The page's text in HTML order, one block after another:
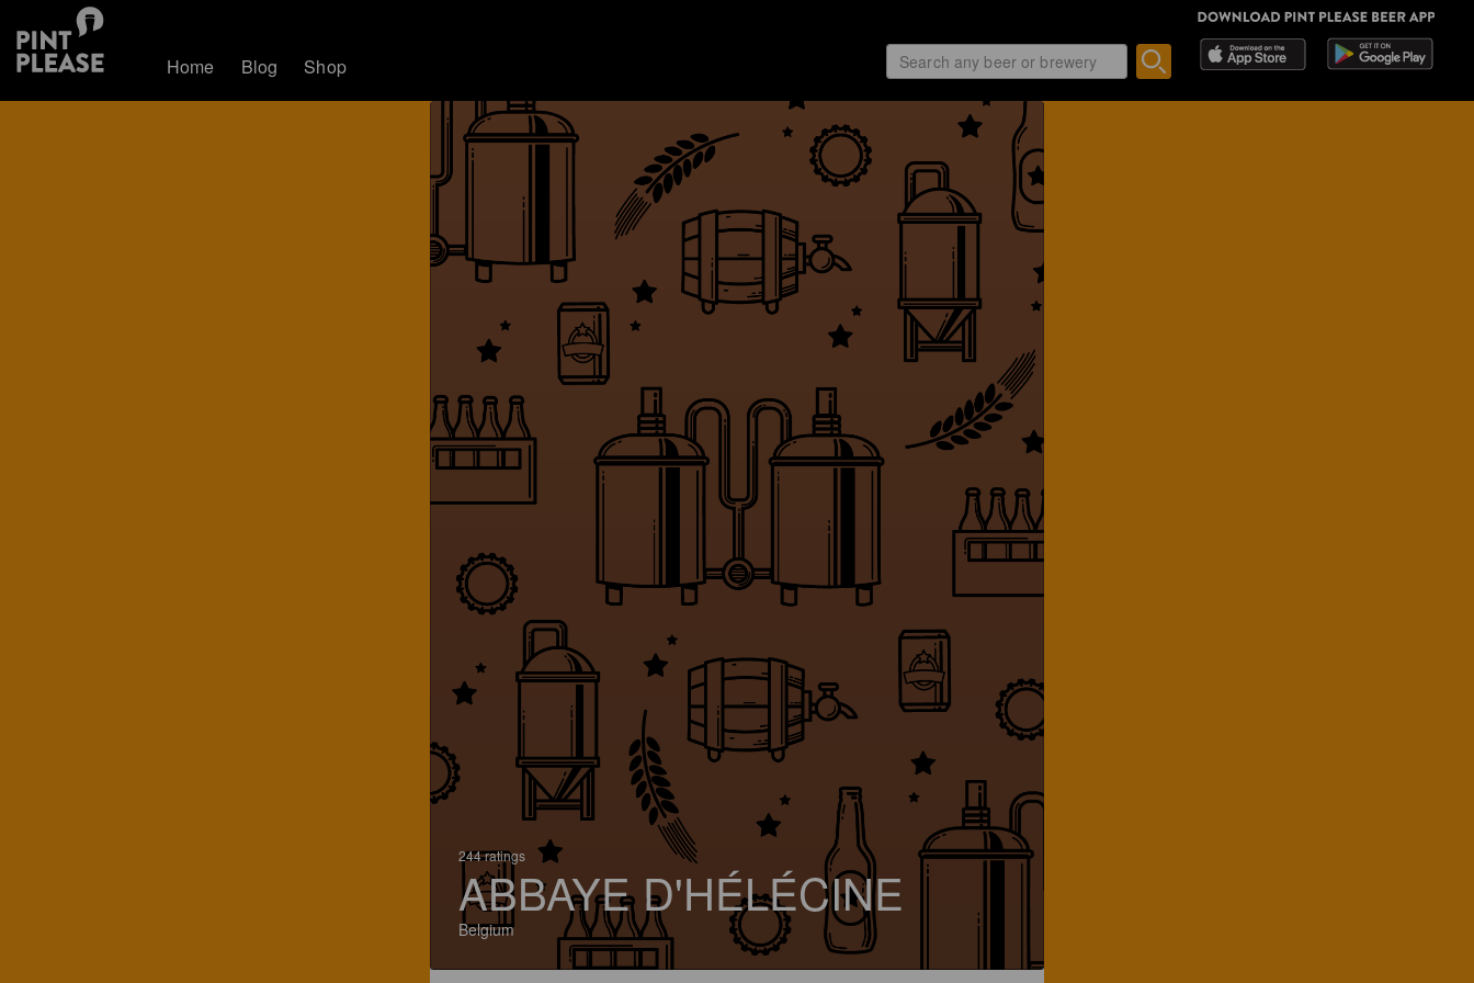
Home Blog Shop
244 ratings
ABBAYE D'HÉLÉCINE
Belgium